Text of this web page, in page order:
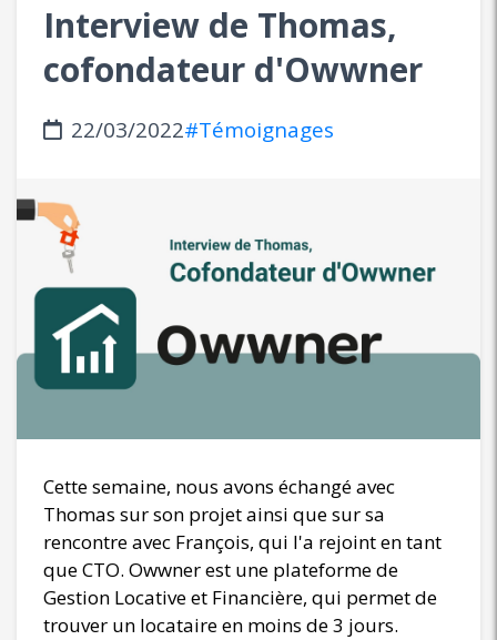
Interview de Thomas,
cofondateur d'Owwner
22/03/2022#Témoignages
Cette semaine, nous avons échangé avec
Thomas sur son projet ainsi que sur sa
rencontre avec François, qui l'a rejoint en tant
que CTO. Owwner est une plateforme de
Gestion Locative et Financière, qui permet de
trouver un locataire en moins de 3 jours.